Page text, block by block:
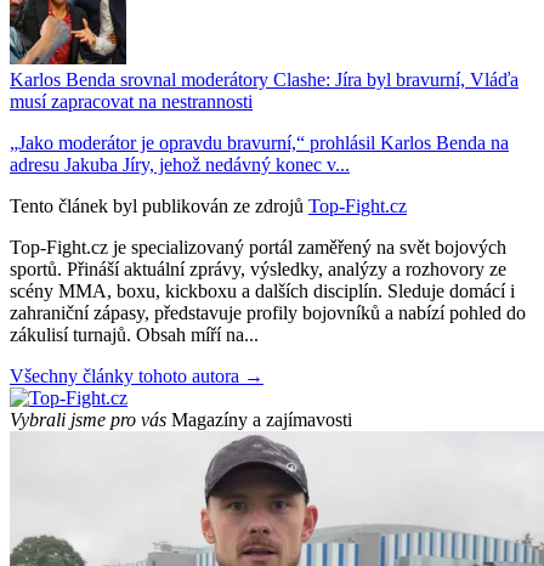
Karlos Benda srovnal moderátory Clashe: Jíra byl bravurní, Vláďa
musí zapracovat na nestrannosti
„Jako moderátor je opravdu bravurní,“ prohlásil Karlos Benda na
adresu Jakuba Jíry, jehož nedávný konec v...
Tento článek byl publikován ze zdrojů Top-Fight.cz
Top-Fight.cz je specializovaný portál zaměřený na svět bojových
sportů. Přináší aktuální zprávy, výsledky, analýzy a rozhovory ze
scény MMA, boxu, kickboxu a dalších disciplín. Sleduje domácí i
zahraniční zápasy, představuje profily bojovníků a nabízí pohled do
zákulisí turnajů. Obsah míří na...
Všechny články tohoto autora →
Vybrali jsme pro vás Magazíny a zajímavosti